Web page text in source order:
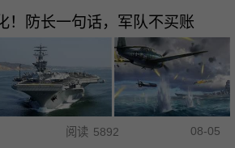
！防长一句话，军队不买账
阅读 5892 08-05